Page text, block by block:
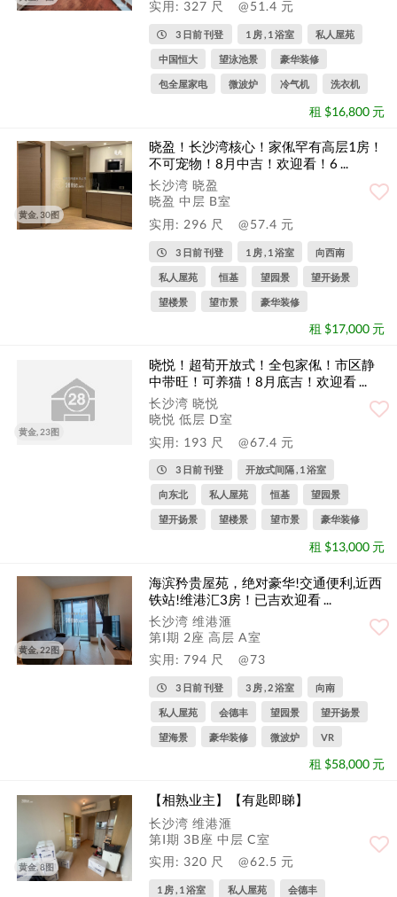
实用: 327 尺
@51.4 元
3 日前 刊登 1 房 , 1 浴室 私人屋苑
中国恒大 望泳池景 豪华装修
包全屋家电 微波炉 冷气机 洗衣机
租 $16,800 元
黄金, 30图
晓盈！长沙湾核心！家俬罕有高层1房！
不可宠物！8月中吉！欢迎看！6 ...
长沙湾 晓盈
晓盈 中层 B室
实用: 296 尺
@57.4 元
3 日前 刊登 1 房 , 1 浴室 向西南
私人屋苑 恒基 望园景 望开扬景
望楼景 望市景 豪华装修
租 $17,000 元
黄金, 23图
晓悦！超荀开放式！全包家俬！市区静
中带旺！可养猫！8月底吉！欢迎看 ...
长沙湾 晓悦
晓悦 低层 D室
实用: 193 尺
@67.4 元
3 日前 刊登 开放式间隔 , 1 浴室
向东北 私人屋苑 恒基 望园景
望开扬景 望楼景 望市景 豪华装修
租 $13,000 元
黄金, 22图
海滨矜贵屋苑，绝对豪华!交通便利,近西
铁站!维港汇3房！已吉欢迎看 ...
长沙湾 维港滙
第I期 2座 高层 A室
实用: 794 尺
@73
3 日前 刊登 3 房 , 2 浴室 向南
私人屋苑 会德丰 望园景 望开扬景
望海景 豪华装修 微波炉 VR
租 $58,000 元
黄金, 8图
【相熟业主】【有匙即睇】
长沙湾 维港滙
第I期 3B座 中层 C室
实用: 320 尺
@62.5 元
1 房 , 1 浴室 私人屋苑 会德丰